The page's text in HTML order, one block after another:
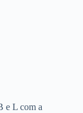
e L com a